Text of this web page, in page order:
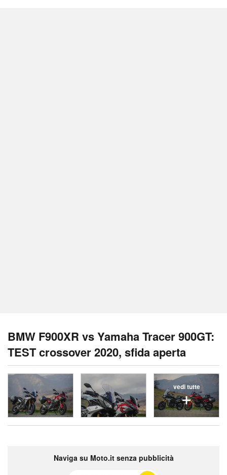
BMW F900XR vs Yamaha Tracer 900GT:
TEST crossover 2020, sfida aperta
vedi tutte
Naviga su Moto.it senza pubblicità